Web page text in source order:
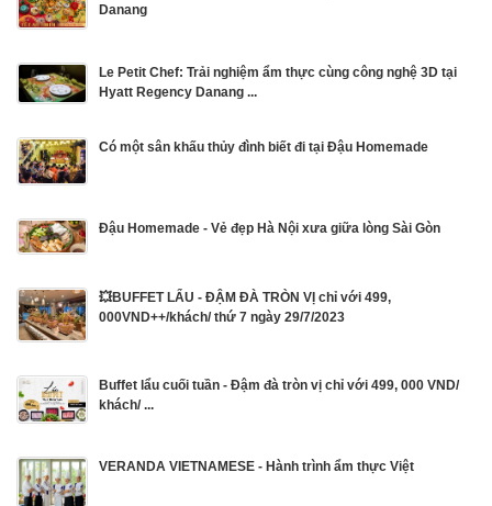
Danang
Le Petit Chef: Trải nghiệm ẩm thực cùng công nghệ 3D tại
Hyatt Regency Danang ...
Có một sân khấu thủy đình biết đi tại Đậu Homemade
Đậu Homemade - Vẻ đẹp Hà Nội xưa giữa lòng Sài Gòn
💥BUFFET LẨU - ĐẬM ĐÀ TRÒN VỊ chỉ với 499,
000VND++/khách/ thứ 7 ngày 29/7/2023
Buffet lẩu cuối tuần - Đậm đà tròn vị chỉ với 499, 000 VND/
khách/ ...
VERANDA VIETNAMESE - Hành trình ẩm thực Việt